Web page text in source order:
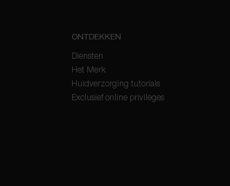
ONTDEKKEN
Diensten
Het Merk
Huidverzorging tutorials
Exclusief online privileges